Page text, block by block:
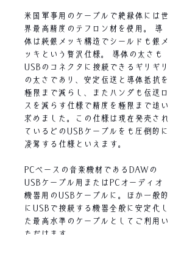
米国軍事用のケーブルで絶縁体には世
界最高精度のテフロン材を使用。 導
体は純銀メッキ構造でシールドも銀メ
ッキという贅沢仕様。 導体の太さも
USBのコネクタに接続できるギリギリ
の太さであり、安定伝送と導体抵抗を
極限まで減らし、またハンダも伝送ロ
スを減らす仕様で精度を極限まで追い
求めました。この仕様は現在発売され
ているどのUSBケーブルをも圧倒的に
凌駕する仕様といえます。
PCベースの音楽機材であるDAWの
USBケーブル用またはPCオーディオ
機器用のUSBケーブルに。ほか一般的
にUSBで接続する機器全般に安定化し
た最高水準のケーブルとしてご利用い
ただけます。